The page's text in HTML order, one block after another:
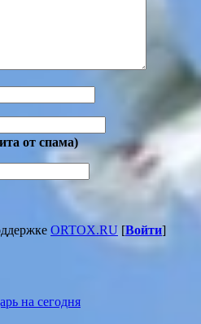
от спама)
ORTOX.RU [Войти]
на сегодня